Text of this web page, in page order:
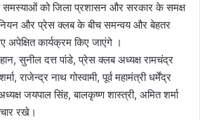
समस्याओं को जिला प्रशासन और सरकार के समक्ष
और प्रेस क्लब के बीच समन्वय और बेहतर
अपेक्षित कार्यक्रम किए जाएंगे ।
सुनील दत्त पांडे, प्रेस क्लब अध्यक्ष रामचंद्र
राजेन्द्र नाथ गोस्वामी, पूर्व महामंत्री धर्मेंद्र
जयपाल सिंह, बालकृष्ण शास्त्री, अमित शर्मा
रखे।